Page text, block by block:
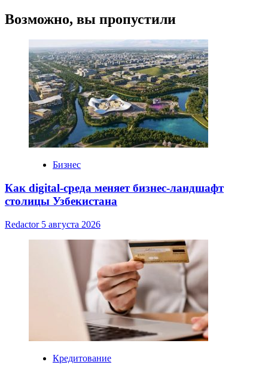
Возможно, вы пропустили
Бизнес
Как digital-среда меняет бизнес-ландшафт
столицы Узбекистана
Redactor 5 августа 2026
Кредитование